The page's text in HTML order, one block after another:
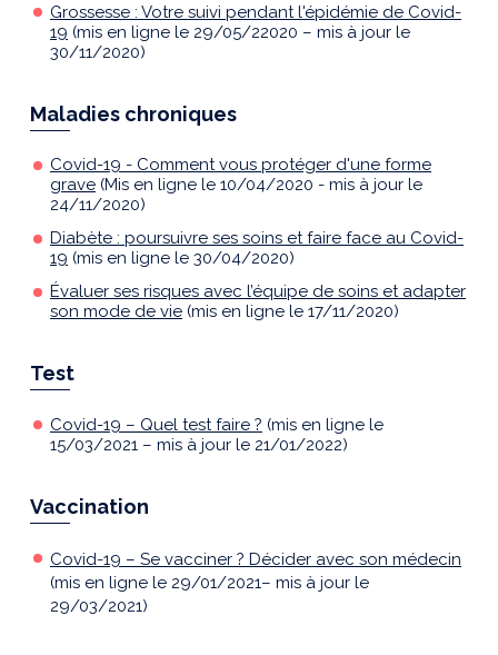
Grossesse : Votre suivi pendant l'épidémie de Covid-
19 (mis en ligne le 29/05/22020 – mis à jour le
30/11/2020)
Maladies chroniques
Covid-19 - Comment vous protéger d'une forme
grave (Mis en ligne le 10/04/2020 - mis à jour le
24/11/2020)
Diabète : poursuivre ses soins et faire face au Covid-
19 (mis en ligne le 30/04/2020)
Évaluer ses risques avec l’équipe de soins et adapter
son mode de vie (mis en ligne le 17/11/2020)
Test
Covid-19 – Quel test faire ? (mis en ligne le
15/03/2021 – mis à jour le 21/01/2022)
Vaccination
Covid-19 – Se vacciner ? Décider avec son médecin
(mis en ligne le 29/01/2021– mis à jour le
29/03/2021)